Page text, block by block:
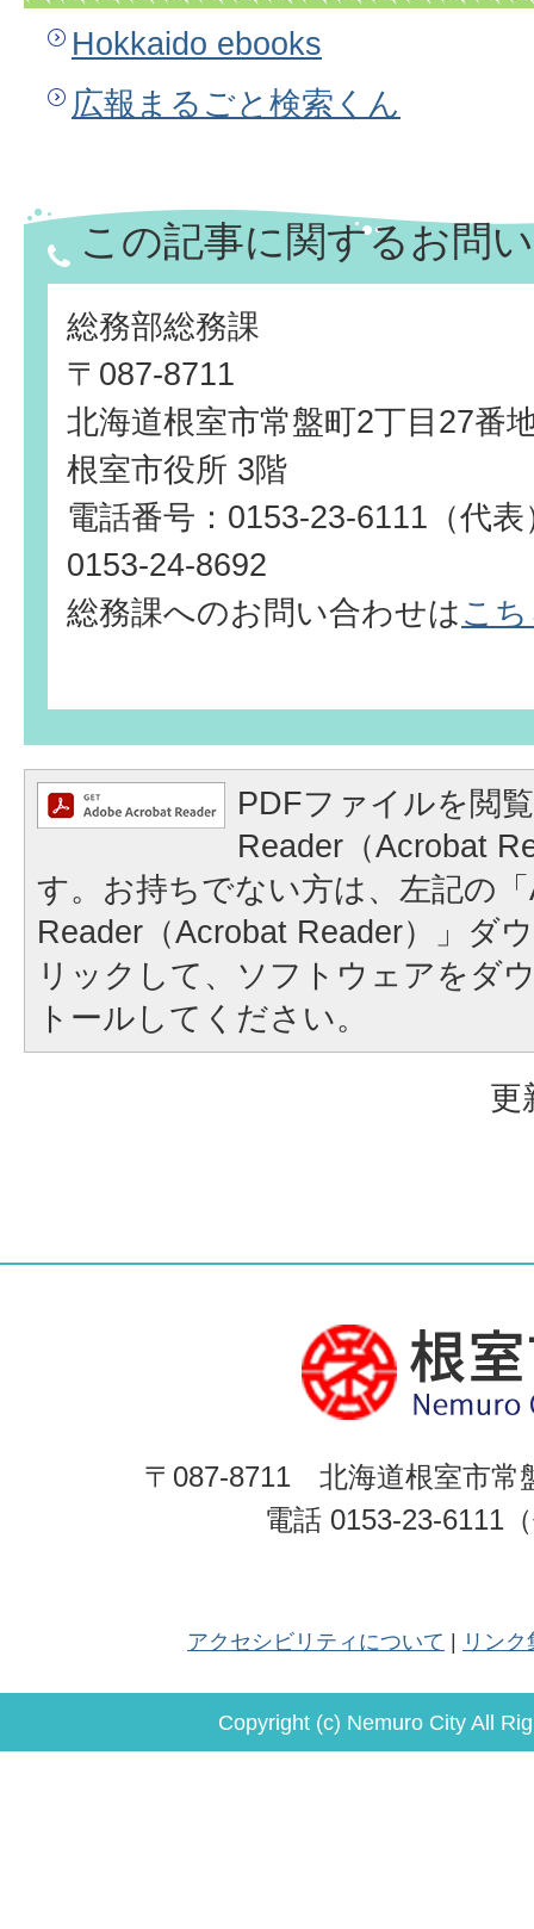
Hokkaido ebooks
広報まるごと検索くん
この記事に関するお問
総務部総務課
〒087-8711
北海道根室市常盤町2丁目27番
根室市役所 3階
電話番号：0153-23-6111（代
0153-24-8692
総務課へのお問い合わせはこ
PDFファイルを閲
Reader（Acrobat
す。お持ちでない方は、左記の
Reader（Acrobat Reader）」ダ
リックして、ソフトウェアをダ
トールしてください。
更
〒087-8711 北海道根室市常
電話 0153-23-6111
アクセシビリティについて リンク
Copyright (c) Nemuro City All